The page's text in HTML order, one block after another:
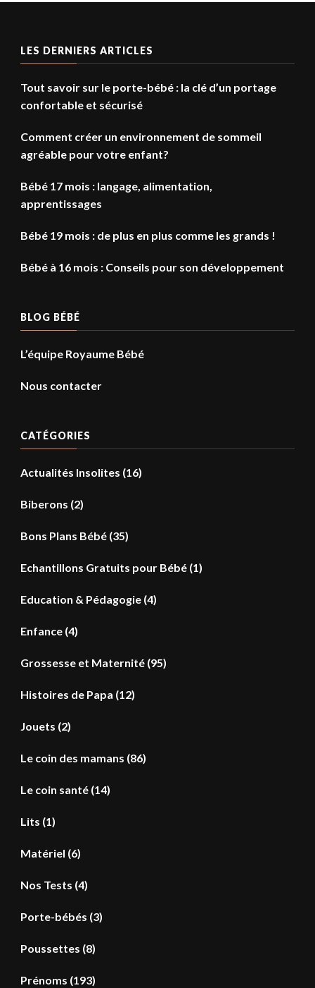
LES DERNIERS ARTICLES
Tout savoir sur le porte-bébé : la clé d’un portage
confortable et sécurisé
Comment créer un environnement de sommeil
agréable pour votre enfant?
Bébé 17 mois : langage, alimentation,
apprentissages
Bébé 19 mois : de plus en plus comme les grands !
Bébé à 16 mois : Conseils pour son développement
BLOG BÉBÉ
L’équipe Royaume Bébé
Nous contacter
CATÉGORIES
Actualités Insolites (16)
Biberons (2)
Bons Plans Bébé (35)
Echantillons Gratuits pour Bébé (1)
Education & Pédagogie (4)
Enfance (4)
Grossesse et Maternité (95)
Histoires de Papa (12)
Jouets (2)
Le coin des mamans (86)
Le coin santé (14)
Lits (1)
Matériel (6)
Nos Tests (4)
Porte-bébés (3)
Poussettes (8)
Prénoms (193)